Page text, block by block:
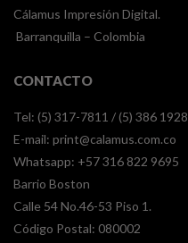
Cálamus Impresión Digital.
Barranquilla – Colombia
CONTACTO
Tel: (5) 317-7811 / (5) 386 1928
E-mail: print@calamus.com.co
Whatsapp: +57 316 822 9695
Barrio Boston
Calle 54 No.46-53 Piso 1.
Código Postal: 080002